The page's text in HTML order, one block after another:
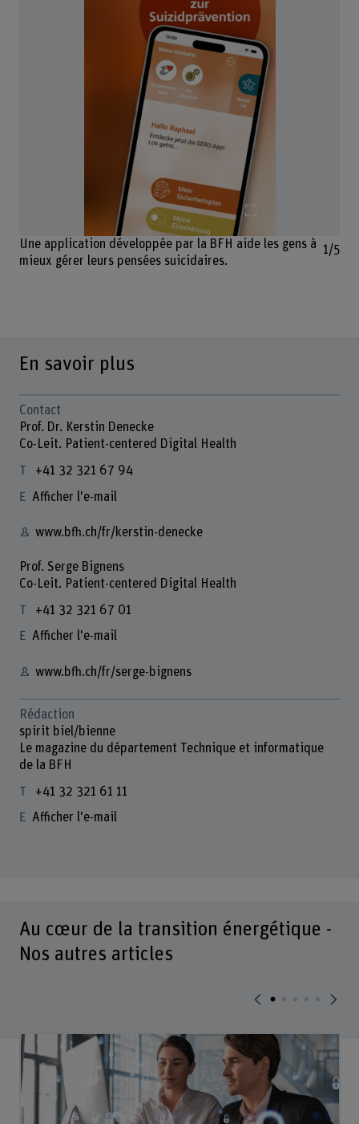
Une application développée par la BFH aide les gens à
mieux gérer leurs pensées suicidaires.
1/5
En savoir plus
Contact
Prof. Dr. Kerstin Denecke
Co-Leit. Patient-centered Digital Health
+41 32 321 67 94
Afficher l'e-mail
www.bfh.ch/fr/kerstin-denecke
Prof. Serge Bignens
Co-Leit. Patient-centered Digital Health
+41 32 321 67 01
Afficher l'e-mail
www.bfh.ch/fr/serge-bignens
Rédaction
spirit biel/bienne
Le magazine du département Technique et informatique
de la BFH
+41 32 321 61 11
Afficher l'e-mail
Au cœur de la transition énergétique -
Nos autres articles